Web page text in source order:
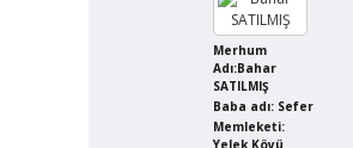
Merhum
Adı:Bahar
SATILMIŞ
Baba adı: Sefer
Memleketi:
Yelek Köyü